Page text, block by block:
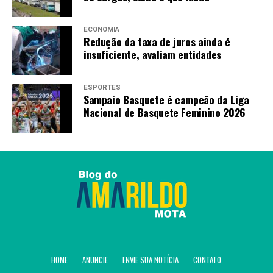
desta vez por 3 a 2, e
avança para as oitavas de
final da Copa do Brasil!
#IssoÉInter
VAMOS, COLORADO!
pic.twitter.com/hjvp82287i
— Sport Club Internacional
(@SCInternacional)May
13, 2026
ECONOMIA
Redução da taxa de juros ainda é
insuficiente, avaliam entidades
ESPORTES
Sampaio Basquete é campeão da Liga
Nacional de Basquete Feminino 2026
HOME ANUNCIE ENVIE SUA NOTÍCIA CONTATO